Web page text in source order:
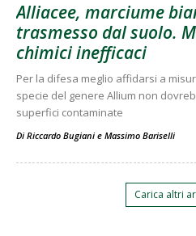
Alliacee, marciume
trasmesso dal suolo.
chimici inefficaci
Per la difesa meglio affidarsi a
specie del genere Allium non
superfici contaminate
Di Riccardo Bugiani e Massimo Bariselli
Carica altri